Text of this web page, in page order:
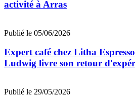
activité à Arras
Publié le 05/06/2026
Expert café chez Litha
Ludwig livre son retour
Publié le 29/05/2026